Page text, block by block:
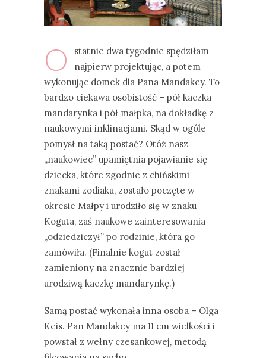
O
statnie dwa tygodnie spędziłam
najpierw projektując, a potem
wykonując domek dla Pana Mandakey. To
bardzo ciekawa osobistość – pół kaczka
mandarynka i pół małpka, na dokładkę z
naukowymi inklinacjami. Skąd w ogóle
pomysł na taką postać? Otóż nasz
„naukowiec” upamiętnia pojawianie się
dziecka, które zgodnie z chińskimi
znakami zodiaku, zostało poczęte w
okresie Małpy i urodziło się w znaku
Koguta, zaś naukowe zainteresowania
„odziedziczył” po rodzinie, która go
zamówiła. (Finalnie kogut został
zamieniony na znacznie bardziej
urodziwą kaczkę mandarynkę.)
Samą postać wykonała inna osoba – Olga
Keis. Pan Mandakey ma 11 cm wielkości i
powstał z wełny czesankowej, metodą